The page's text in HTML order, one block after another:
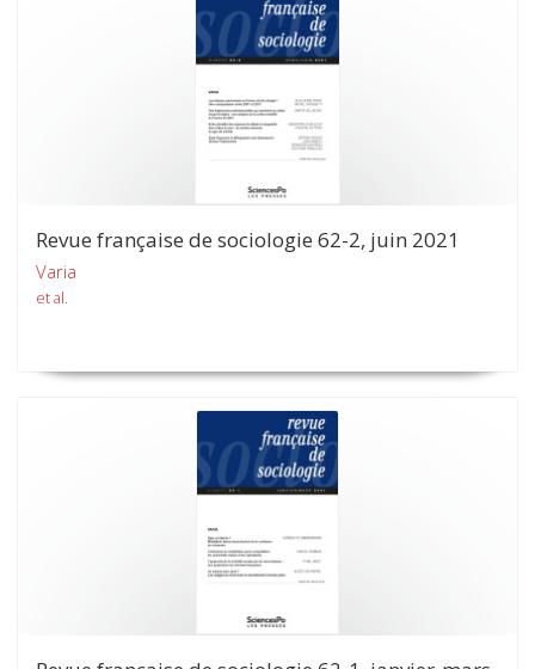
Revue française de sociologie 62-2, juin 2021
Varia
et al.